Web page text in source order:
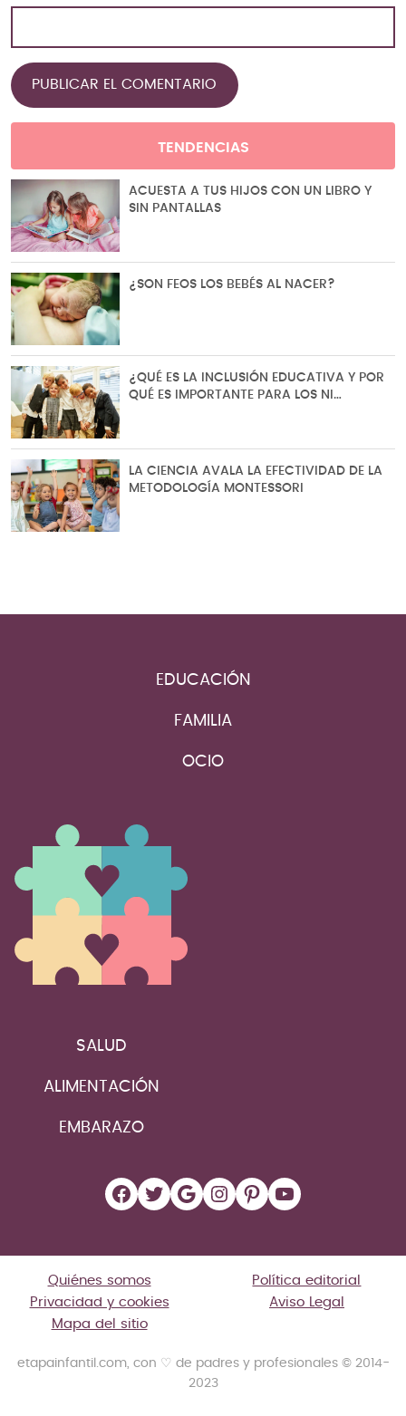
TENDENCIAS
ACUESTA A TUS HIJOS CON UN LIBRO Y
SIN PANTALLAS
¿SON FEOS LOS BEBÉS AL NACER?
¿QUÉ ES LA INCLUSIÓN EDUCATIVA Y POR
QUÉ ES IMPORTANTE PARA LOS NI…
LA CIENCIA AVALA LA EFECTIVIDAD DE LA
METODOLOGÍA MONTESSORI
EDUCACIÓN
FAMILIA
OCIO
SALUD
ALIMENTACIÓN
EMBARAZO
Facebook
Twitter
Google
Instagram
Pinterest
YouTube
Quiénes somos
Política editorial
Privacidad y cookies
Aviso Legal
Mapa del sitio
etapainfantil.com, con ♡ de padres y profesionales © 2014-
2023